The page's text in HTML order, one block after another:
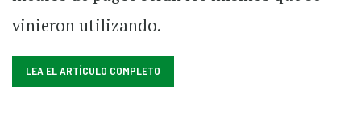
vinieron utilizando.
LEA EL ARTÍCULO COMPLETO